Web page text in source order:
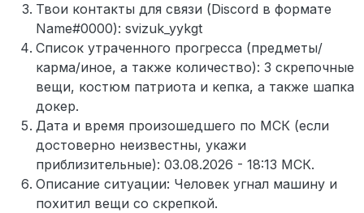
Твои контакты для связи (Discord в формате
Name#0000): svizuk_yykgt
Список утраченного прогресса (предметы/
карма/иное, а также количество): 3 скрепочные
вещи, костюм патриота и кепка, а также шапка
докер.
Дата и время произошедшего по МСК (если
достоверно неизвестны, укажи
приблизительные): 03.08.2026 - 18:13 МСК.
Описание ситуации: Человек угнал машину и
похитил вещи со скрепкой.